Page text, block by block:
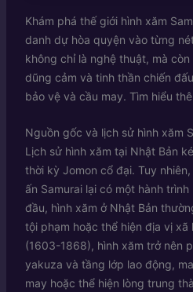
Khám phá thế giới hình xăm
danh dự hòa quyện vào từng
không chỉ là nghệ thuật, mà
dũng cảm và tinh thần chiến
bảo vệ và cầu may. Tìm hiểu
Nguồn gốc và lịch sử hình xăm
Lịch sử hình xăm tại Nhật Bản
thời kỳ Jomon cổ đại. Tuy
ấn Samurai lại có một hành
đầu, hình xăm ở Nhật Bản
tội phạm hoặc thể hiện địa vị xã
(1603-1868), hình xăm trở nên
yakuza và tầng lớp lao động,
may hoặc thể hiện lòng trung